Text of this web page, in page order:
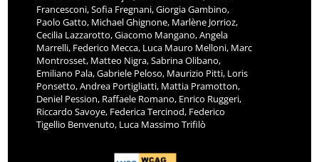
Francesconi, Sofia Fregnani, Giorgia Gambino,
Paolo Gatto, Michael Ghignone, Marlène Jorrioz,
Cecilia Lazzarotto, Giacomo Mangano, Angela
Marrelli, Federico Mecca, Luca Mauro Melloni, Marc
Montrosset, Matteo Nigra, Sabrina Olibano,
Emiliano Pala, Gabriele Peloso, Maurizio Pitti, Loris
Ponsetto, Andrea Portigliatti, Mattia Pramotton,
Deniel Pession, Raffaele Romano, Enrico Ruggeri,
Riccardo Savoye, Federica Tercinod, Federico
Tigellio Benvenuto, Luca Massimo Trifilò